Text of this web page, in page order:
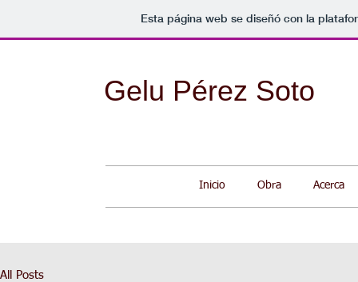
Esta página web se diseñó con la
Gelu Pérez Soto
Inicio Obra Acerca
All Posts